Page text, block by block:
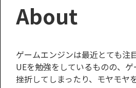
About
ゲームエンジンは最近とても注
UEを勉強をしているものの、
挫折してしまったり、モヤモヤ